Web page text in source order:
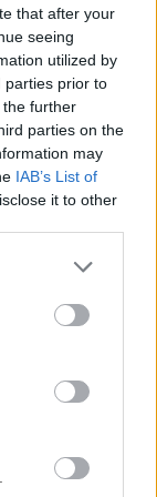
that after your
seeing
utilized by
parties prior to
further
parties on the
may
IAB’s List of
it to other
20:24
χτυπώντας
του
Τρεις
κόσμου!